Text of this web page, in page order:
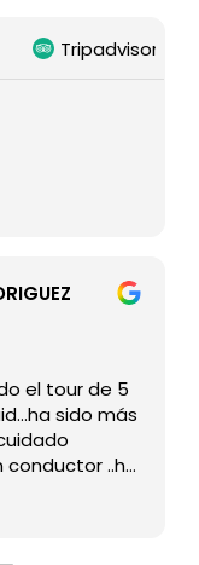
Tripadvisor
de 5
más
..ha
y